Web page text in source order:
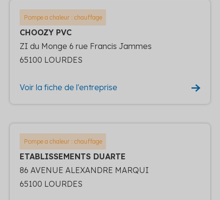
Pompe a chaleur : chauffage
CHOOZY PVC
ZI du Monge 6 rue Francis Jammes
65100 LOURDES
Voir la fiche de l'entreprise
Pompe a chaleur : chauffage
ETABLISSEMENTS DUARTE
86 AVENUE ALEXANDRE MARQUI
65100 LOURDES